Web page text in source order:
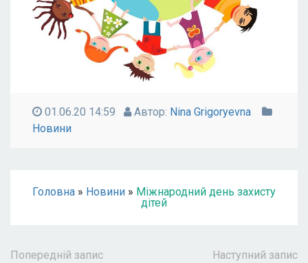
01.06.20 14:59 Автор: Nina Grigoryevna
Новини
Головна » Новини » Міжнародний день захисту
дітей
Попередній запис Наступний запис